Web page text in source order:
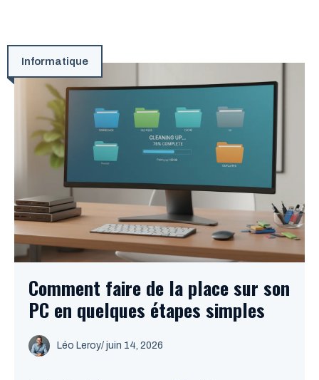
Informatique
Comment faire de la place sur son
PC en quelques étapes simples
Léo Leroy/ juin 14, 2026